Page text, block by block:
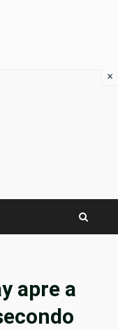
apre a
×